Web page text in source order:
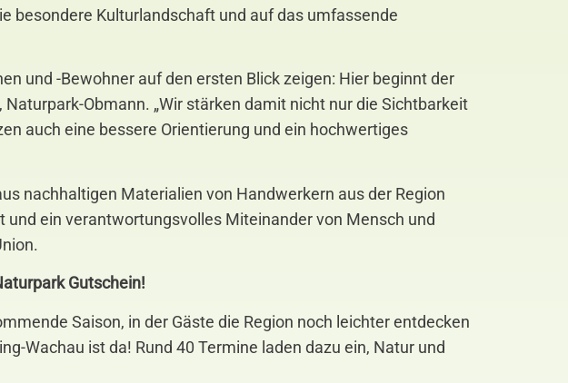
besondere Kulturlandschaft und auf das umfassende
und -Bewohner auf den ersten Blick zeigen: Hier beginnt der
Obmann. „Wir stärken damit nicht nur die Sichtbarkeit
auch eine bessere Orientierung und ein hochwertiges
nachhaltigen Materialien von Handwerkern aus der Region
ein verantwortungsvolles Miteinander von Mensch und
Gutschein!
Saison, in der Gäste die Region noch leichter entdecken
Wachau ist da! Rund 40 Termine laden dazu ein, Natur und